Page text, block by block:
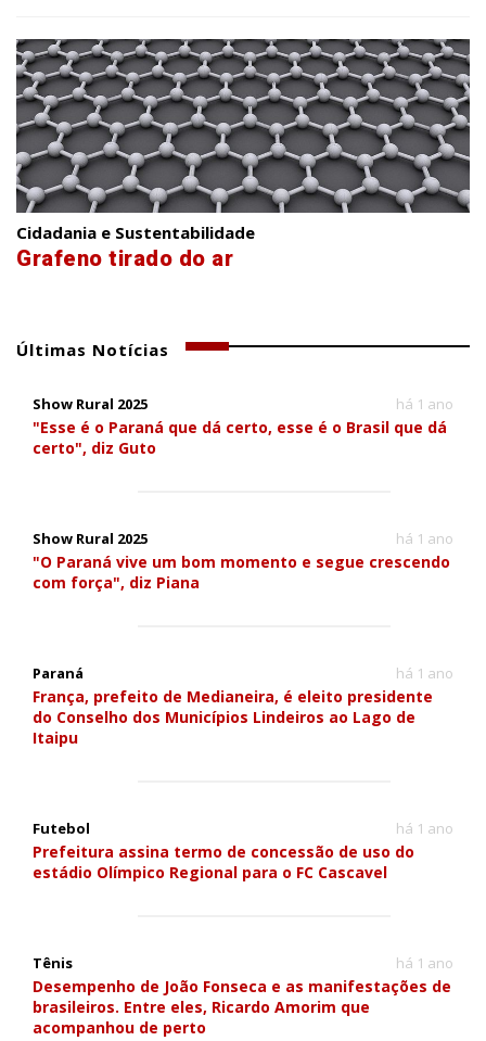
Cidadania e Sustentabilidade
Grafeno tirado do ar
Últimas Notícias
Show Rural 2025 há 1 ano
"Esse é o Paraná que dá certo, esse é o Brasil que dá
certo", diz Guto
Show Rural 2025 há 1 ano
"O Paraná vive um bom momento e segue crescendo
com força", diz Piana
Paraná há 1 ano
França, prefeito de Medianeira, é eleito presidente
do Conselho dos Municípios Lindeiros ao Lago de
Itaipu
Futebol há 1 ano
Prefeitura assina termo de concessão de uso do
estádio Olímpico Regional para o FC Cascavel
Tênis há 1 ano
Desempenho de João Fonseca e as manifestações de
brasileiros. Entre eles, Ricardo Amorim que
acompanhou de perto